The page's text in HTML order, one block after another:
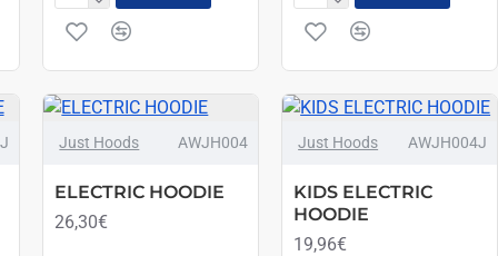
Just Hoods AWJH004
ELECTRIC HOODIE
26,30€
Just Hoods AWJH004J
KIDS ELECTRIC
HOODIE
19,96€